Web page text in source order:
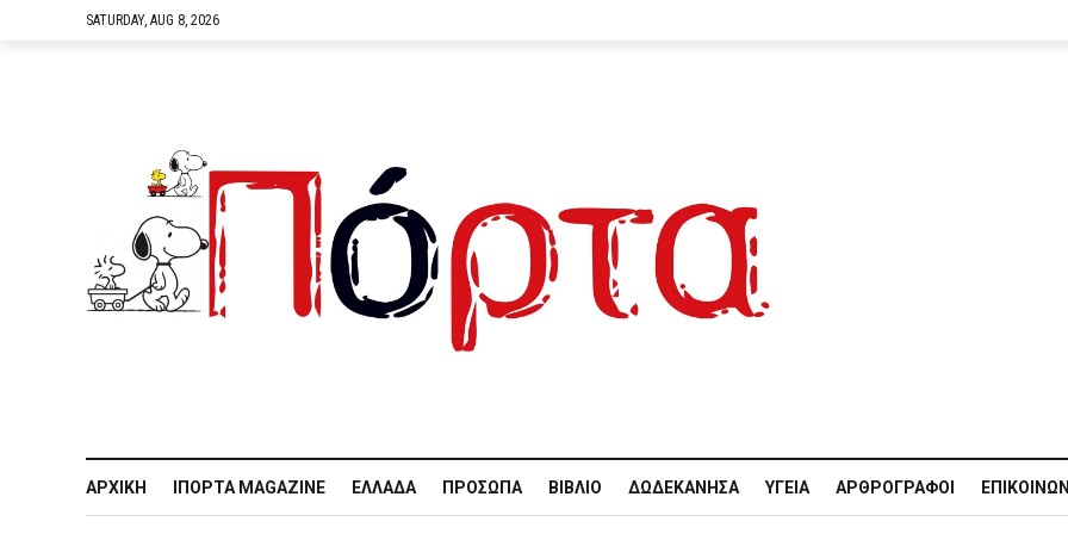
SATURDAY, AUG 8, 2026
ΑΡΧΙΚΉ IΠΌΡΤΑ MAGAZINE ΕΛΛΆΔΑ ΠΡΌΣΩΠΑ ΒΙΒΛΊΟ ΔΩΔΕΚΆΝΗΣΑ ΥΓΕΊΑ ΑΡΘΡΟΓΡΆΦΟΙ